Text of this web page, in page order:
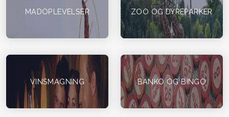
MADOPLEVELSER ZOO OG DYREPARKER
VINSMAGNING BANKO OG BINGO